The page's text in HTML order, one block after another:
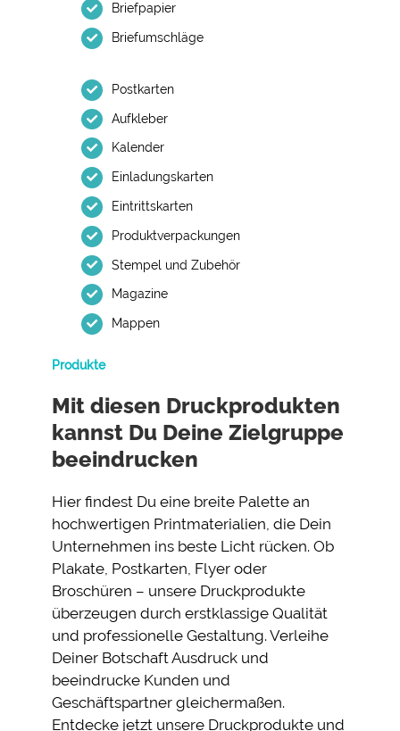
Briefpapier
Briefumschläge
Postkarten
Aufkleber
Kalender
Einladungskarten
Eintrittskarten
Produktverpackungen
Stempel und Zubehör
Magazine
Mappen
Produkte
Mit diesen Druckprodukten
kannst Du Deine Zielgruppe
beeindrucken
Hier findest Du eine breite Palette an
hochwertigen Printmaterialien, die Dein
Unternehmen ins beste Licht rücken. Ob
Plakate, Postkarten, Flyer oder
Broschüren – unsere Druckprodukte
überzeugen durch erstklassige Qualität
und professionelle Gestaltung. Verleihe
Deiner Botschaft Ausdruck und
beeindrucke Kunden und
Geschäftspartner gleichermaßen.
Entdecke jetzt unsere Druckprodukte und